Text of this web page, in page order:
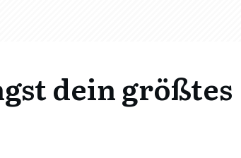
dein größtes